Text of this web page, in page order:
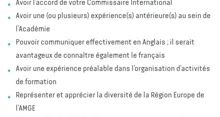
Avoir l’accord de votre Commissaire International
Avoir une (ou plusieurs) expérience(s) antérieure(s) au sein de
l’Académie
Pouvoir communiquer effectivement en Anglais ; il serait
avantageux de connaître également le français
Avoir une expérience préalable dans l’organisation d’activités
de formation
Représenter et apprécier la diversité de la Région Europe de
l’AMGE